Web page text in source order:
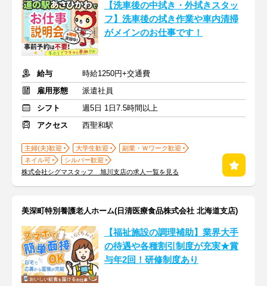
【洗車後の中拭き・外拭きスタッ
フ】洗車後の拭き作業や車内清掃
がメインのお仕事です！
給与
時給1250円+交通費
雇用形態
派遣社員
シフト
週5日 1日7.5時間以上
アクセス
西聖和駅
主婦(夫)歓迎 大学生歓迎
副業・Ｗワーク歓迎
ネイル可
シルバー歓迎
株式会社シグマスタッフ 旭川支店の求人一覧を見る
美深町特別養護老人ホーム(日清医療食品株式会社 北海道支店)
【福祉施設の調理補助】業界大手
の待遇や各種割引制度が充実★賞
与年2回！研修制度あり